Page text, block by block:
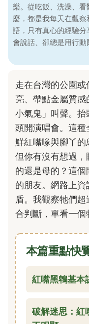
樂。從吃飯、洗澡、
麼，都是我每天在觀
語，只有真心的經驗
會說話、卻總是用行動
走在台灣的公園
亮、帶點金屬質感
小氣鬼」叫聲。
頭開演唱會。這
鮮紅嘴喙與腳丫的
但你有沒有想過
的還是母的？這
的朋友。網路上
盾。我觀察牠們
合判斷，單看一個
本篇重點快
紅嘴黑鵯基本
破解迷思：紅